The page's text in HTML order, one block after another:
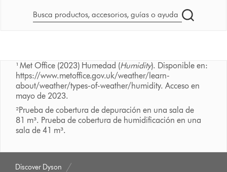
Buscar
¹ Met Office (2023) Humedad (Humidity). Disponible en:
https://www.metoffice.gov.uk/weather/learn-
about/weather/types-of-weather/humidity. Acceso en
mayo de 2023.
²Prueba de cobertura de depuración en una sala de
81 m³. Prueba de cobertura de humidificación en una
sala de 41 m³.
Discover Dyson